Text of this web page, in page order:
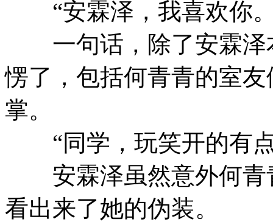
“安霖泽，我喜欢你
一句话，除了安霖泽
愣了，包括何青青的室
掌。
“同学，玩笑开的有点
安霖泽虽然意外何青
看出来了她的伪装。